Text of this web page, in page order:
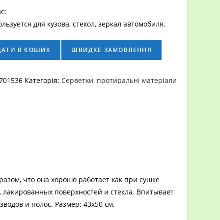
для кузова, стекол, зеркал автомобиля.
В КОШИК ШВИДКЕ ЗАМОВЛЕННЯ
Категорія: Серветки, протиральні матеріали
что она хорошо работает как при сушке
лакированных поверхностей и стекла. Впитывает
и полос. Размер: 43х50 см.